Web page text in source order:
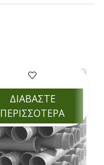
ΔΙΑΒΑΣΤΕ
ΠΕΡΙΣΣΟΤΕΡΑ